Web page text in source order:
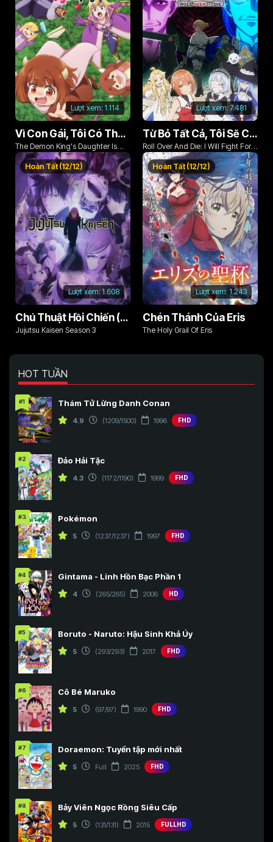
Lượt xem: 1.114
Vì Con Gái, Tôi Có Thể Đánh Bại Cả Ma Vương
The Demon King's Daughter Is
Too Kind!!
Lượt xem:7.481
Từ Bỏ Tất Cả, Tôi Sẽ Chiến Đấu Cho Một Cuộc Sống Bình Thường Với Tình Yêu Của Đời Mình Và Chiếc Thanh Kiếm Bị Nguyền Rủa!
Roll Over And Die: I Will Fight For
An Ordinary Life With My Love And
Cursed Sword!
Lượt xem: 1.608
Hoàn Tất (12/12)
Chú Thuật Hồi Chiến (Phần 3)
Jujutsu Kaisen Season 3
Lượt xem: 1.243
Hoàn Tất (12/12)
Chén Thánh Của Eris
The Holy Grail Of Eris
HOT TUẦN
#1 Thám Tử Lừng Danh Conan
4.9 (1209/1500) 1996 FHD
#2 Đảo Hải Tặc
4.3 (1172/1190) 1999 FHD
#3 Pokémon
5 (1237/1237) 1997 FHD
#4 Gintama - Linh Hồn Bạc Phần 1
4 (265/265) 2006 HD
#5 Boruto - Naruto: Hậu Sinh Khả Úy
5 (293/293) 2017 FHD
#6 Cô Bé Maruko
5 (97/97) 1990 FHD
#7 Doraemon: Tuyển tập mới nhất
5 Full 2025 FHD
#8 Bảy Viên Ngọc Rồng Siêu Cấp
5 (131/131) 2015 FULLHD